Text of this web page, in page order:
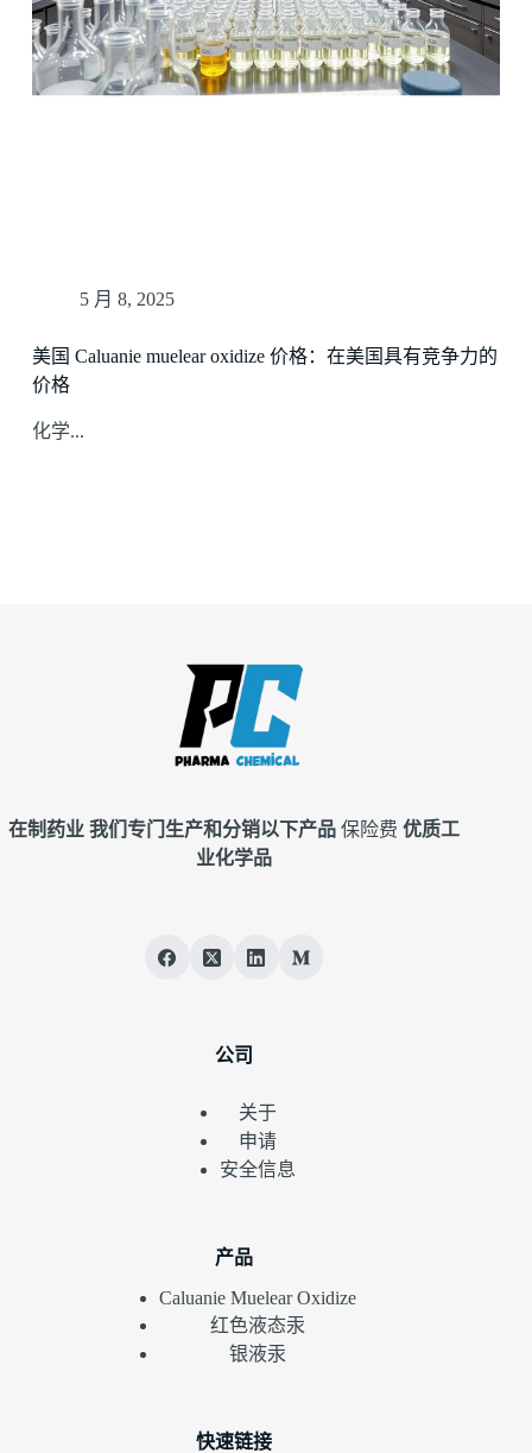
5 月 8, 2025
美国 Caluanie muelear oxidize 价格：在美国具有竞争力的
价格
化学...
在制药业 我们专门生产和分销以下产品保险费 优质工
业化学品
公司
关于
申请
安全信息
产品
Caluanie Muelear Oxidize
红色液态汞
银液汞
快速链接